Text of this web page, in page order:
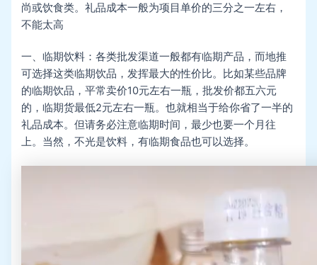
尚或饮食类。礼品成本一般为项目单价的三分之一左右，
不能太高
一、临期饮料：各类批发渠道一般都有临期产品，而地推
可选择这类临期饮品，发挥最大的性价比。比如某些品牌
的临期饮品，平常卖价10元左右一瓶，批发价都五六元
的，临期货最低2元左右一瓶。也就相当于给你省了一半的
礼品成本。但请务必注意临期时间，最少也要一个月往
上。当然，不光是饮料，有临期食品也可以选择。